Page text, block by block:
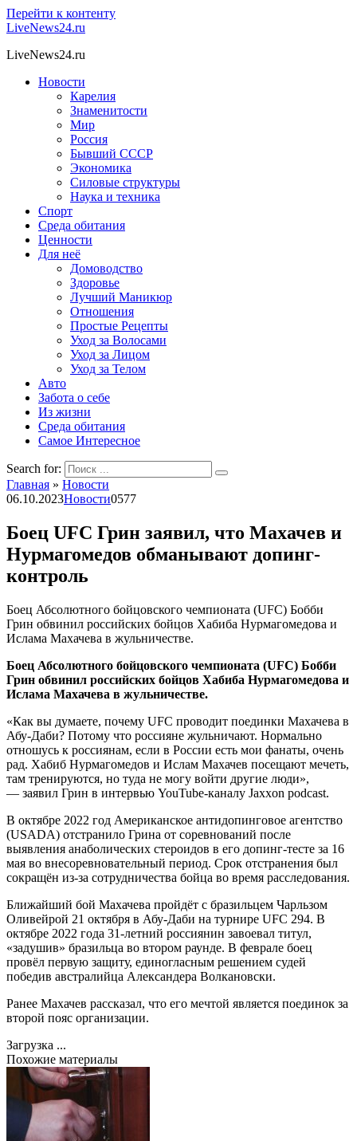
Перейти к контенту
LiveNews24.ru
LiveNews24.ru
Новости
Карелия
Знаменитости
Мир
Россия
Бывший СССР
Экономика
Силовые структуры
Наука и техника
Спорт
Среда обитания
Ценности
Для неё
Домоводство
Здоровье
Лучший Маникюр
Отношения
Простые Рецепты
Уход за Волосами
Уход за Лицом
Уход за Телом
Авто
Забота о себе
Из жизни
Среда обитания
Самое Интересное
Search for:
Главная » Новости
06.10.2023Новости0577
Боец UFC Грин заявил, что Махачев и
Нурмагомедов обманывают допинг-
контроль
Боец Абсолютного бойцовского чемпионата (UFC) Бобби
Грин обвинил российских бойцов Хабиба Нурмагомедова и
Ислама Махачева в жульничестве.
Боец Абсолютного бойцовского чемпионата (UFC) Бобби
Грин обвинил российских бойцов Хабиба Нурмагомедова и
Ислама Махачева в жульничестве.
«Как вы думаете, почему UFC проводит поединки Махачева в
Абу-Даби? Потому что россияне жульничают. Нормально
отношусь к россиянам, если в России есть мои фанаты, очень
рад. Хабиб Нурмагомедов и Ислам Махачев посещают мечеть,
там тренируются, но туда не могу войти другие люди»,
— заявил Грин в интервью YouTube-каналу Jaxxon podcast.
В октябре 2022 год Американское антидопинговое агентство
(USADA) отстранило Грина от соревнований после
выявления анаболических стероидов в его допинг-тесте за 16
мая во внесоревновательный период. Срок отстранения был
сокращён из-за сотрудничества бойца во время расследования.
Ближайший бой Махачева пройдёт с бразильцем Чарльзом
Оливейрой 21 октября в Абу-Даби на турнире UFC 294. В
октябре 2022 года 31-летний россиянин завоевал титул,
«задушив» бразильца во втором раунде. В феврале боец
провёл первую защиту, единогласным решением судей
победив австралийца Александера Волкановски.
Ранее Махачев рассказал, что его мечтой является поединок за
второй пояс организации.
Загрузка ...
Похожие материалы